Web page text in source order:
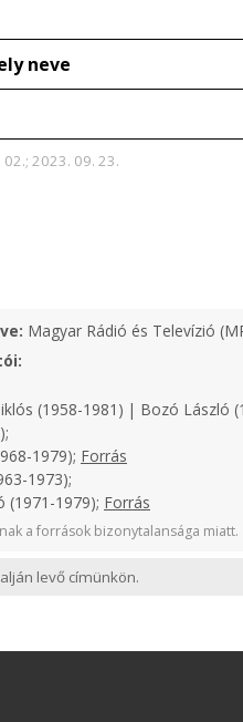
neve
2023. 09. 23.
Magyar Rádió és Televízió
(1958-1981) | Bozó László
1979); Forrás
1973);
(1971-1979); Forrás
a források bizonytalansága miatt.
levő címünkön.